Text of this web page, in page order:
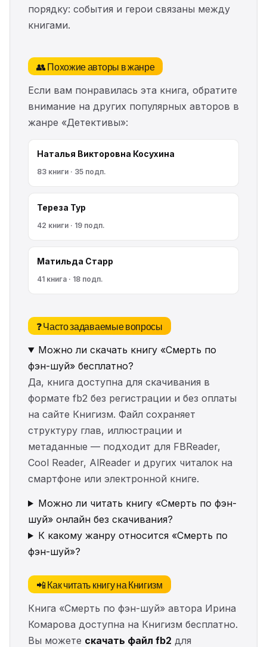
порядку: события и герои связаны между
книгами.
👥 Похожие авторы в жанре
Если вам понравилась эта книга, обратите
внимание на других популярных авторов в
жанре «Детективы»:
Наталья Викторовна Косухина
83 книги · 35 подп.
Тереза Тур
42 книги · 19 подп.
Матильда Старр
41 книга · 18 подп.
❓ Часто задаваемые вопросы
Можно ли скачать книгу «Смерть по
фэн-шуй» бесплатно?
Да, книга доступна для скачивания в
формате fb2 без регистрации и без оплаты
на сайте Книгизм. Файл сохраняет
структуру глав, иллюстрации и
метаданные — подходит для FBReader,
Cool Reader, AlReader и других читалок на
смартфоне или электронной книге.
Можно ли читать книгу «Смерть по фэн-
шуй» онлайн без скачивания?
К какому жанру относится «Смерть по
фэн-шуй»?
📲 Как читать книгу на Книгизм
Книга «Смерть по фэн-шуй» автора Ирина
Комарова доступна на Книгизм бесплатно.
Вы можете скачать файл fb2 для